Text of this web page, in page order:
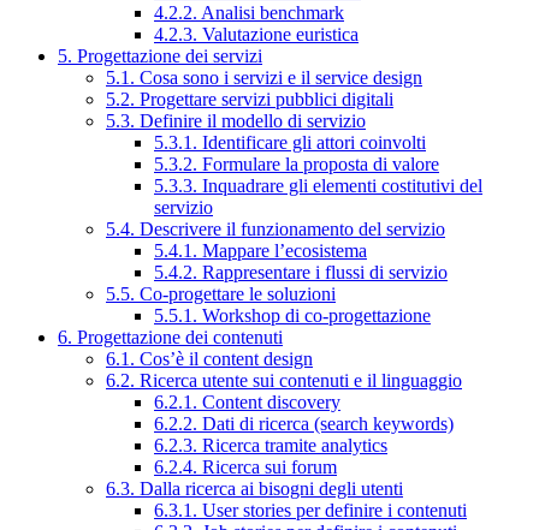
4.2.2. Analisi benchmark
4.2.3. Valutazione euristica
5. Progettazione dei servizi
5.1. Cosa sono i servizi e il service design
5.2. Progettare servizi pubblici digitali
5.3. Definire il modello di servizio
5.3.1. Identificare gli attori coinvolti
5.3.2. Formulare la proposta di valore
5.3.3. Inquadrare gli elementi costitutivi del
servizio
5.4. Descrivere il funzionamento del servizio
5.4.1. Mappare l’ecosistema
5.4.2. Rappresentare i flussi di servizio
5.5. Co-progettare le soluzioni
5.5.1. Workshop di co-progettazione
6. Progettazione dei contenuti
6.1. Cos’è il content design
6.2. Ricerca utente sui contenuti e il linguaggio
6.2.1. Content discovery
6.2.2. Dati di ricerca (search keywords)
6.2.3. Ricerca tramite analytics
6.2.4. Ricerca sui forum
6.3. Dalla ricerca ai bisogni degli utenti
6.3.1. User stories per definire i contenuti